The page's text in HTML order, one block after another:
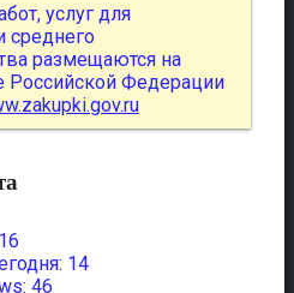
услуг для
среднего
размещаются на
Российской Федерации
16
14
46